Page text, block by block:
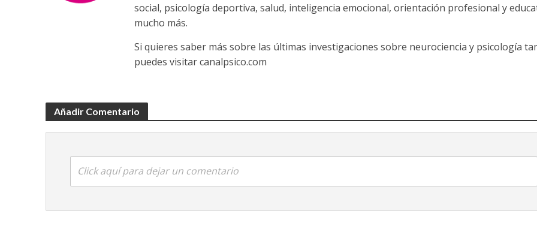
social, psicología deportiva, salud, inteligencia emocional, orientación profesional y
mucho más.
Si quieres saber más sobre las últimas investigaciones sobre neurociencia y psicología
puedes visitar canalpsico.com
Añadir Comentario
Click aquí para dejar un comentario